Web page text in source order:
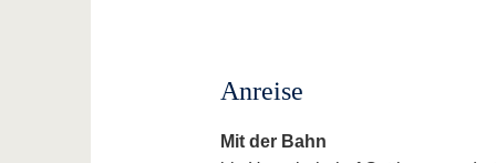
Anreise
Mit der Bahn